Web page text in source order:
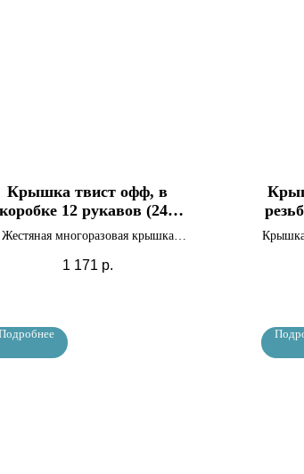
Крышка твист офф, в
коробке 12 рукавов (240
шт.), в ассортименте
Жестяная многоразовая крышка
1 171 р.